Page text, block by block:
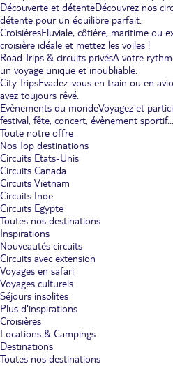
Découverte et détenteDécouvrez nos
détente pour un équilibre parfait.
CroisièresFluviale, côtière, maritime ou
croisière idéale et mettez les voiles !
Road Trips & circuits privésA votre
un voyage unique et inoubliable.
City TripsEvadez-vous en train ou en
avez toujours rêvé.
Evènements du mondeVoyagez et
festival, fête, concert, évènement sportif...
Toute notre offre
Nos Top destinations
Circuits Etats-Unis
Circuits Canada
Circuits Vietnam
Circuits Inde
Circuits Egypte
Toutes nos destinations
Inspirations
Nouveautés circuits
Circuits avec extension
Voyages en safari
Voyages culturels
Séjours insolites
Plus d'inspirations
Croisières
Locations & Campings
Destinations
Toutes nos destinations